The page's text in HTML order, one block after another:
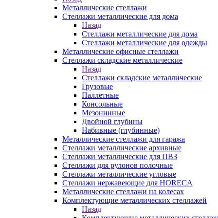
Металлические стеллажи
Стеллажи металлические для дома
Назад
Стеллажи металлические для дома
Стеллажи металлические для одежды
Металлические офисные стеллажи
Стеллажи складские металлические
Назад
Стеллажи складские металлические
Грузовые
Паллетные
Консольные
Мезонинные
Двойной глубины
Набивные (глубинные)
Металлические стеллажи для гаража
Стеллажи металлические архивные
Стеллажи металлические для ПВЗ
Стеллажи для рулонов полочные
Стеллажи металлические угловые
Стеллажи нержавеющие для HORECA
Металлические стеллажи на колесах
Комплектующие металлических стеллажей
Назад